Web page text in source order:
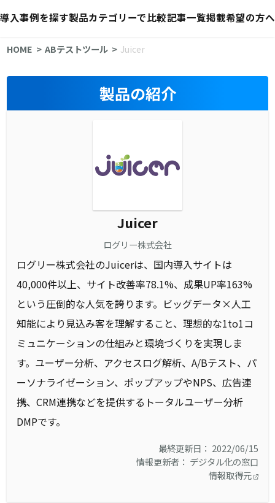
導入事例を探す製品カテゴリーで比較記事一覧掲載希望の方へ
HOME ABテストツール Juicer
製品の紹介
Juicer
ログリー株式会社
ログリー株式会社のJuicerは、国内導入サイトは
40,000件以上、サイト改善率78.1%、成果UP率163%
という圧倒的な人気を誇ります。ビッグデータ×人工
知能により見込み客を理解すること、理想的な1to1コ
ミュニケーションの仕組みと環境づくりを実現しま
す。ユーザー分析、アクセスログ解析、A/Bテスト、パ
ーソナライゼーション、ポップアップやNPS、広告連
携、CRM連携などを提供するトータルユーザー分析
DMPです。
最終更新日： 2022/06/15
情報更新者： デジタル化の窓口
情報取得元